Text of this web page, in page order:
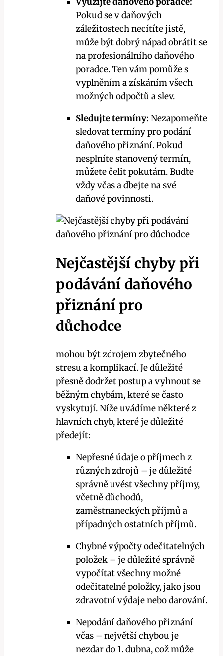
Pokud se v daňových
záležitostech necítíte jistě,
může být dobrý nápad obrátit se
na profesionálního daňového
poradce. Ten vám pomůže s
vyplněním a získáním všech
možných odpočtů a slev.
Sledujte termíny: Nezapomeňte
sledovat termíny pro podání
daňového přiznání. Pokud
nesplníte stanovený termín,
můžete čelit pokutám. Buďte
vždy včas a dbejte na své
daňové povinnosti.
Nejčastější chyby při
podávání daňového
přiznání pro
důchodce
mohou být zdrojem zbytečného
stresu a komplikací. Je důležité
přesně dodržet postup a vyhnout se
běžným chybám, které se často
vyskytují. Níže uvádíme některé z
hlavních chyb, které je důležité
předejít:
Nepřesné údaje o příjmech z
různých zdrojů – je důležité
správně uvést všechny příjmy,
včetně důchodů,
zaměstnaneckých příjmů a
případných ostatních příjmů.
Chybné výpočty odečitatelných
položek – je důležité správně
vypočítat všechny možné
odečitatelné položky, jako jsou
zdravotní výdaje nebo darování.
Nepodání daňového přiznání
včas – největší chybou je
nezdar do 1. dubna, což může